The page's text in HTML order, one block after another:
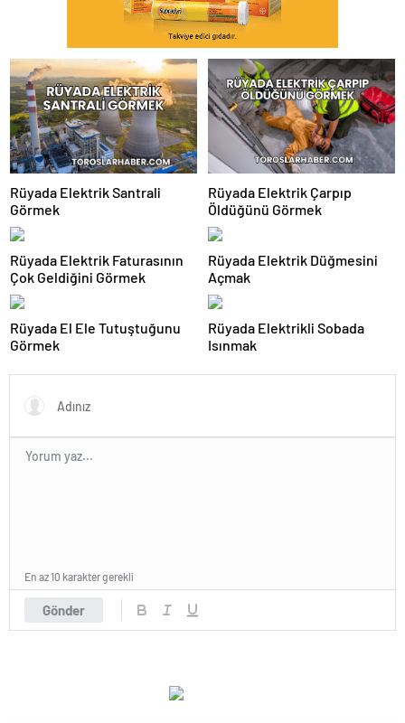
Rüyada Elektrik Santrali
Görmek
Rüyada Elektrik Çarpıp
Öldüğünü Görmek
Rüyada Elektrik Faturasının
Çok Geldiğini Görmek
Rüyada Elektrik Düğmesini
Açmak
Rüyada El Ele Tutuştuğunu
Görmek
Rüyada Elektrikli Sobada
Isınmak
Gönder
En az 10 karakter gerekli